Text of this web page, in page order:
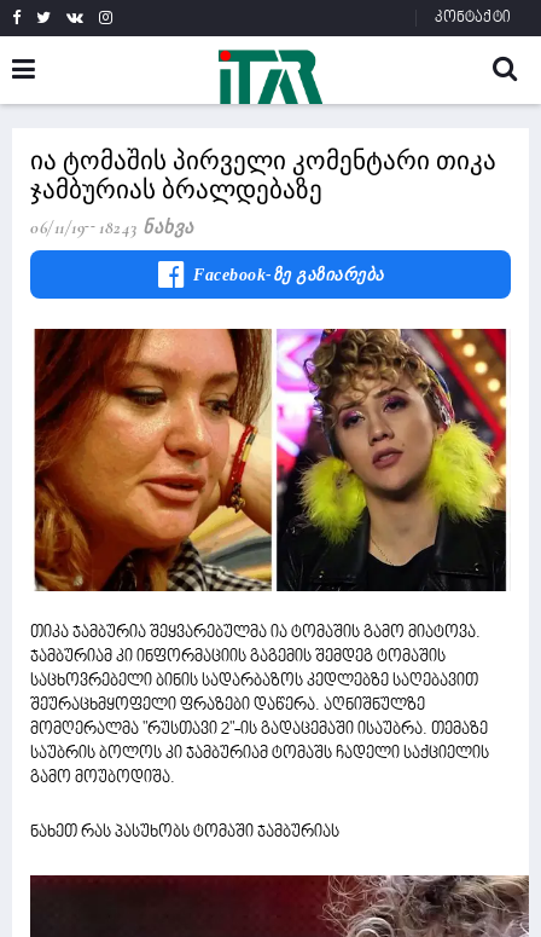
კონტაქტი
ია ტომაშის პირველი კომენტარი თიკა
ჯამბურიას ბრალდებაზე
06/11/19 18243 Ნახვა
Facebook-Ზე Გაზიარება
თიკა ჯამბურია შეყვარებულმა ია ტომაშის გამო მიატოვა.
ჯამბურიამ კი ინფორმაციის გაგემის შემდეგ ტომაშის
საცხოვრებელი ბინის სადარბაზოს კედლებზე საღებავით
შეურაცხმყოფელი ფრაზები დაწერა. აღნიშნულზე
მომღერალმა "რუსთავი 2"-ის გადაცემაში ისაუბრა. თემაზე
საუბრის ბოლოს კი ჯამბურიამ ტომაშს ჩადელი საქციელის
გამო მოუბოდიშა.
ნახეთ რას პასუხობს ტომაში ჯამბურიას